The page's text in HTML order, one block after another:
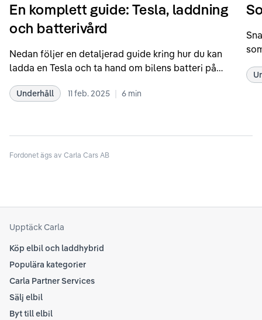
En komplett guide: Tesla, laddning
och batterivård
Nedan följer en detaljerad guide kring hur du kan
ladda en Tesla och ta hand om bilens batteri på
rekommendationer samt våra egna erfarenheter
att kolla Teslas officiella supportsidor för den
senaste informationen.
Underhåll 11 feb. 2025 | 6 min
till
Fordonet ägs av Carla Cars AB
Upptäck Carla
Köp elbil och laddhybrid
Populära kategorier
Carla Partner Services
Sälj elbil
Byt till elbil